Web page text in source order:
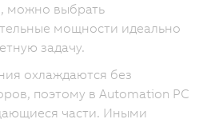
можно выбрать
мощности идеально
задачу.
охлаждаются без
поэтому в Automation PC
части. Иными